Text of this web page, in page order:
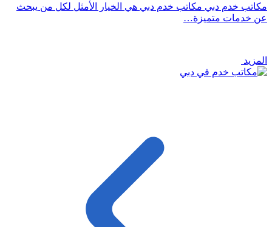
مكاتب خدم دبي مكاتب خدم دبي هي الخيار الأمثل لكل من يبحث
عن خدمات متميزة…
المزيد